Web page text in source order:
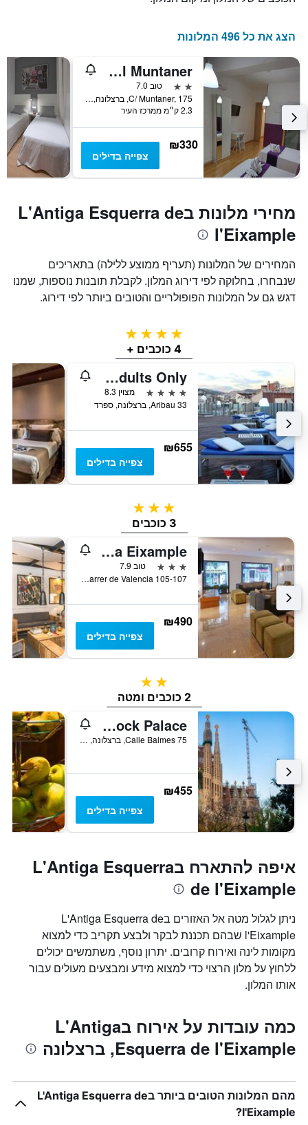
הצג את כל 496 המלונות
Hostal Muntaner
2 כוכבים
טוב 7.0
C/ Muntaner, 175, ברצלונה, ספרד
2.3 ק״מ ממרכז העיר
₪330
צפייה בדילים
מחירי מלונות בL'Antiga Esquerra de
l'Eixample
המחירים של המלונות (תעריף ממוצע ללילה) בתאריכים
שנבחרו, בחלוקה לפי דירוג המלון. לקבלת תובנות נוספות, שמנו
דגש גם על המלונות הפופולריים והטובים ביותר לפי דירוג.
4 כוכבים
4 כוכבים +
Axel Hotel Barcelona - Adults Only
4 כוכבים
מצוין 8.3
Aribau 33, ברצלונה, ספרד
₪655
צפייה בדילים
3 כוכבים
3 כוכבים
NH Barcelona Eixample
3 כוכבים
טוב 7.9
Carrer de Valencia 105-107, ברצלונה, ספרד
₪490
צפייה בדילים
2 כוכבים
2 כוכבים ומטה
Sant Jordi Hostels Rock Palace
Calle Balmes 75, ברצלונה, ספרד
₪455
צפייה בדילים
איפה להתארח בL'Antiga Esquerra
de l'Eixample
ניתן לגלול מטה אל האזורים בL'Antiga Esquerra de
l'Eixample שבהם תכננת לבקר ולבצע תקריב כדי למצוא
מקומות לינה ואירוח קרובים. יתרון נוסף, משתמשים יכולים
ללחוץ על מלון הרצוי כדי למצוא מידע ומבצעים מעולים עבור
אותו המלון.
כמה עובדות על אירוח בL'Antiga
Esquerra de l'Eixample, ברצלונה
מהם המלונות הטובים ביותר בL'Antiga Esquerra de
l'Eixample?